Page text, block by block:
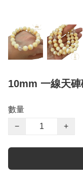
10mm 一線天
數量
−
+